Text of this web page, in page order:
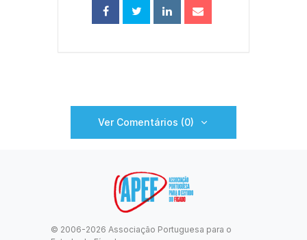
Ver Comentários (0)
© 2006-2026 Associação Portuguesa para o